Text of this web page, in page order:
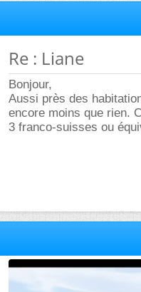
Re : Liane
Bonjour,
Aussi près des
encore moins que rien.
3 franco-suisses ou